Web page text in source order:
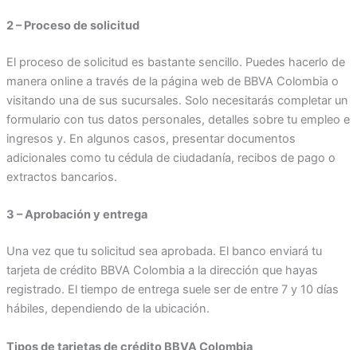
2 – Proceso de solicitud
El proceso de solicitud es bastante sencillo. Puedes hacerlo de
manera online a través de la página web de BBVA Colombia o
visitando una de sus sucursales. Solo necesitarás completar un
formulario con tus datos personales, detalles sobre tu empleo e
ingresos y. En algunos casos, presentar documentos
adicionales como tu cédula de ciudadanía, recibos de pago o
extractos bancarios.
3 – Aprobación y entrega
Una vez que tu solicitud sea aprobada. El banco enviará tu
tarjeta de crédito BBVA Colombia a la dirección que hayas
registrado. El tiempo de entrega suele ser de entre 7 y 10 días
hábiles, dependiendo de la ubicación.
Tipos de tarjetas de crédito BBVA Colombia